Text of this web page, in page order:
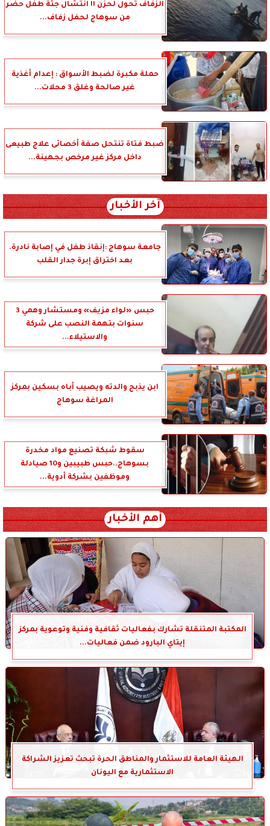
الزفاف تحول لحزن !! انتشال جثة طفل حضر
من سوهاج لحفل زفاف...
حملة مكبرة لضبط الأسواق : إعدام أغذية
غير صالحة وغلق 3 محلات...
ضبط فتاة تنتحل صفة أخصائى علاج طبيعى
داخل مركز غير مرخص بجهينة...
آخر الأخبار
جامعة سوهاج :إنقاذ طفل في إصابة نادرة.
بعد اختراق إبرة جدار القلب
حبس «لواء مزيف» ومستشار وهمي 3
سنوات بتهمة النصب على شركة
والاستيلاء...
ابن يذبح والدته ويصيب أباه بسكين بمركز
المراغة سوهاج
سقوط شبكة تصنيع مواد مخدرة
بسوهاج..حبس طبيبين و10 صيادلة
وموظفين بشركة أدوية...
أهم الأخبار
المكتبة المتنقلة تشارك بفعاليات ثقافية وفنية وتوعوية بمركز
إيتاي البارود ضمن فعاليات...
الهيئة العامة للاستثمار والمناطق الحرة تبحث تعزيز الشراكة
الاستثمارية مع اليونان